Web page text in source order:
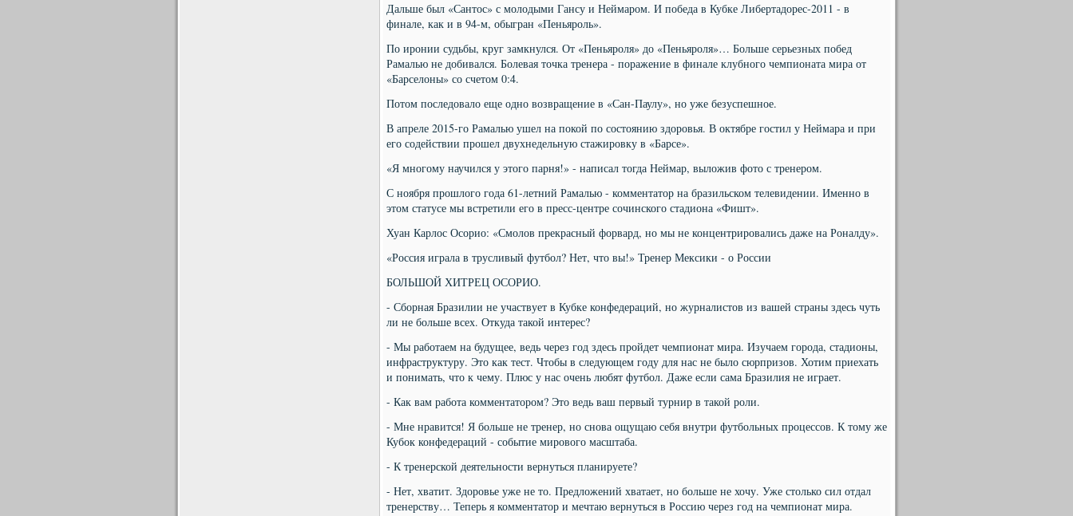
Дальше был «Сантос» с молодыми Гансу и Неймаром. И победа в Кубке Либертадорес-2011 - в
финале, как и в 94-м, обыгран «Пеньяроль».
По иронии судьбы, круг замкнулся. От «Пеньяроля» до «Пеньяроля»… Больше серьезных побед
Рамалью не добивался. Болевая точка тренера - поражение в финале клубного чемпионата мира от
«Барселоны» со счетом 0:4.
Потом последовало еще одно возвращение в «Сан-Паулу», но уже безуспешное.
В апреле 2015-го Рамалью ушел на покой по состоянию здоровья. В октябре гостил у Неймара и при
его содействии прошел двухнедельную стажировку в «Барсе».
«Я многому научился у этого парня!» - написал тогда Неймар, выложив фото с тренером.
С ноября прошлого года 61-летний Рамалью - комментатор на бразильском телевидении. Именно в
этом статусе мы встретили его в пресс-центре сочинского стадиона «Фишт».
Хуан Карлос Осорио: «Смолов прекрасный форвард, но мы не концентрировались даже на Роналду».
«Россия играла в трусливый футбол? Нет, что вы!» Тренер Мексики - о России
БОЛЬШОЙ ХИТРЕЦ ОСОРИО.
- Сборная Бразилии не участвует в Кубке конфедераций, но журналистов из вашей страны здесь чуть
ли не больше всех. Откуда такой интерес?
- Мы работаем на будущее, ведь через год здесь пройдет чемпионат мира. Изучаем города, стадионы,
инфраструктуру. Это как тест. Чтобы в следующем году для нас не было сюрпризов. Хотим приехать
и понимать, что к чему. Плюс у нас очень любят футбол. Даже если сама Бразилия не играет.
- Как вам работа комментатором? Это ведь ваш первый турнир в такой роли.
- Мне нравится! Я больше не тренер, но снова ощущаю себя внутри футбольных процессов. К тому же
Кубок конфедераций - событие мирового масштаба.
- К тренерской деятельности вернуться планируете?
- Нет, хватит. Здоровье уже не то. Предложений хватает, но больше не хочу. Уже столько сил отдал
тренерству… Теперь я комментатор и мечтаю вернуться в Россию через год на чемпионат мира.